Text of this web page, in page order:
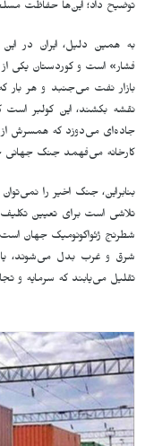
توضیح داد؛ این‌ها حفاظت
به همین دلیل، ایران در
فشار» است و کوردستان یکی از
بازار نفت می‌جنبد و هر بار
نقشه بکشند، این کولبر
جاده‌ای می‌دوزد که همسرش از
کارخانه می‌فهمد جنگ
بنابراین، جنگ اخیر را
تلاشی است برای تعیین تکلیف
شطرنج ژئواکونومیک جهان است
شرق و غرب بدل می‌شوند، یا
تقلیل می‌یابند که سرمایه و